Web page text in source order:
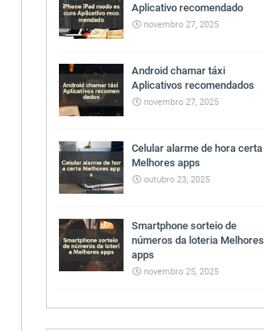
Aplicativo recomendado
novembro 27, 2025
Android chamar táxi
Aplicativos recomendados
novembro 27, 2025
Celular alarme de hora certa
Melhores apps
outubro 23, 2025
Smartphone sorteio de
números da loteria Melhores
apps
novembro 25, 2025